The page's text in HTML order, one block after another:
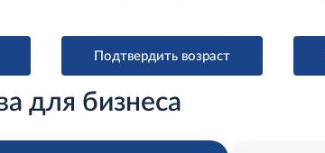
Подтвердить возраст
для бизнеса